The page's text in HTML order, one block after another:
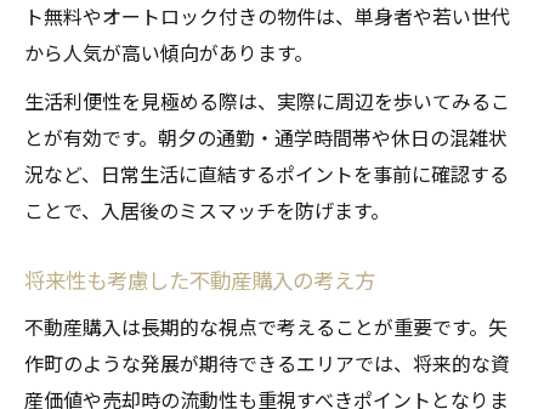
ト無料やオートロック付きの物件は、単身者や若い世代
から人気が高い傾向があります。
生活利便性を見極める際は、実際に周辺を歩いてみるこ
とが有効です。朝夕の通勤・通学時間帯や休日の混雑状
況など、日常生活に直結するポイントを事前に確認する
ことで、入居後のミスマッチを防げます。
将来性も考慮した不動産購入の考え方
不動産購入は長期的な視点で考えることが重要です。矢
作町のような発展が期待できるエリアでは、将来的な資
産価値や売却時の流動性も重視すべきポイントとなりま